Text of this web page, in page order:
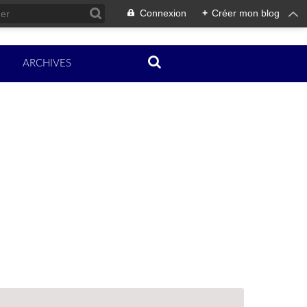
Connexion + Créer mon blog
ARCHIVES